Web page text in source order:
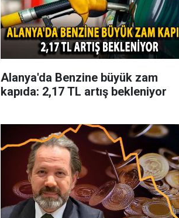
Alanya'da Benzine büyük zam
kapıda: 2,17 TL artış bekleniyor